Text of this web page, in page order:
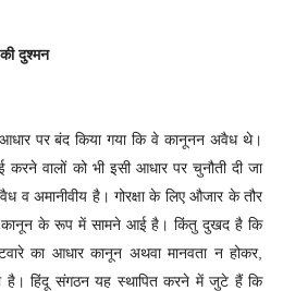
दुश्मन
पर बंद किया गया कि वे कानूनन अवैध थे।
करने वालों को भी इसी आधार पर चुनौती दी जा
व अमानीवीय है। गोरक्षा के लिए औजार के तौर
कानून के रूप में सामने आई है। किंतु दुखद है कि
का आधार कानून अथवा मानवता न होकर,
है। हिंदू संगठन यह स्थापित करने में जुटे हैं कि